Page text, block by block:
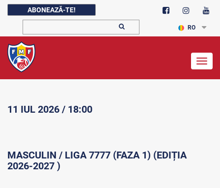
ABONEAZĂ-TE!
RO
11 IUL 2026 / 18:00
MASCULIN / LIGA 7777 (FAZA 1) (EDIȚIA
2026-2027 )